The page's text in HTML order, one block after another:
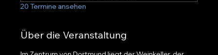
20 Termine ansehen
Über die Veranstaltung